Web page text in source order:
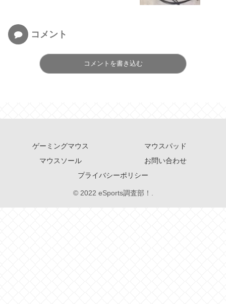
コメント
コメントを書き込む
ゲーミングマウス
マウスパッド
マウスソール
お問い合わせ
プライバシーポリシー
© 2022 eSports調査部！.